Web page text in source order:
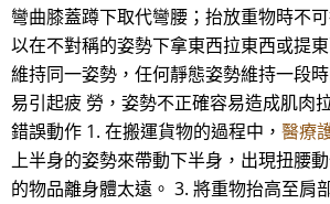
彎曲膝蓋蹲下取代彎腰；抬放重物時不
以在不對稱的姿勢下拿東西拉東西或提
維持同一姿勢，任何靜態姿勢維持一段
易引起疲 勞，姿勢不正確容易造成肌肉
錯誤動作 1. 在搬運貨物的過程中， 醫療
上半身的姿勢來帶動下半身，出現扭腰
的物品離身體太遠。 3. 將重物抬高至肩